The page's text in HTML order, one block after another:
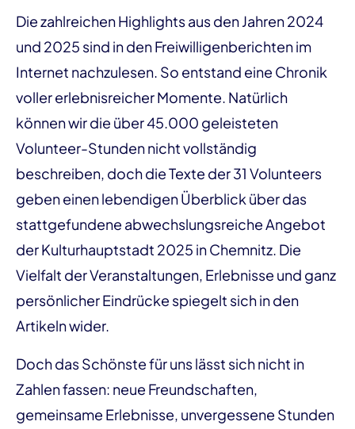
Die zahlreichen Highlights aus den Jahren 2024
und 2025 sind in den Freiwilligenberichten im
Internet nachzulesen. So entstand eine Chronik
voller erlebnisreicher Momente. Natürlich
können wir die über 45.000 geleisteten
Volunteer-Stunden nicht vollständig
beschreiben, doch die Texte der 31 Volunteers
geben einen lebendigen Überblick über das
stattgefundene abwechslungsreiche Angebot
der Kulturhauptstadt 2025 in Chemnitz. Die
Vielfalt der Veranstaltungen, Erlebnisse und ganz
persönlicher Eindrücke spiegelt sich in den
Artikeln wider.
Doch das Schönste für uns lässt sich nicht in
Zahlen fassen: neue Freundschaften,
gemeinsame Erlebnisse, unvergessene Stunden